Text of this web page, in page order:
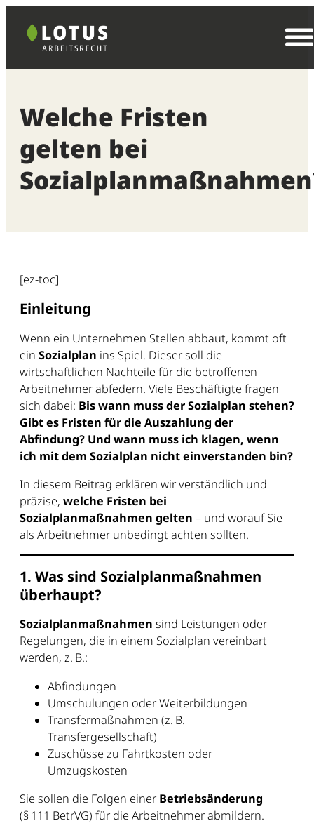
Inhalt
springen
Welche Fristen
gelten bei
[ez-toc]
Einleitung
Wenn ein Unternehmen Stellen abbaut, kommt oft
ein Sozialplan ins Spiel. Dieser soll die
wirtschaftlichen Nachteile für die betroffenen
Arbeitnehmer abfedern. Viele Beschäftigte fragen
sich dabei: Bis wann muss der Sozialplan stehen?
Gibt es Fristen für die Auszahlung der
Abfindung? Und wann muss ich klagen, wenn
ich mit dem Sozialplan nicht einverstanden bin?
In diesem Beitrag erklären wir verständlich und
präzise, welche Fristen bei
Sozialplanmaßnahmen gelten – und worauf Sie
als Arbeitnehmer unbedingt achten sollten.
1. Was sind Sozialplanmaßnahmen
überhaupt?
Sozialplanmaßnahmen sind Leistungen oder
Regelungen, die in einem Sozialplan vereinbart
werden, z. B.:
Abfindungen
Umschulungen oder Weiterbildungen
Transfermaßnahmen (z. B.
Transfergesellschaft)
Zuschüsse zu Fahrtkosten oder
Umzugskosten
Sie sollen die Folgen einer Betriebsänderung
(§ 111 BetrVG) für die Arbeitnehmer abmildern.